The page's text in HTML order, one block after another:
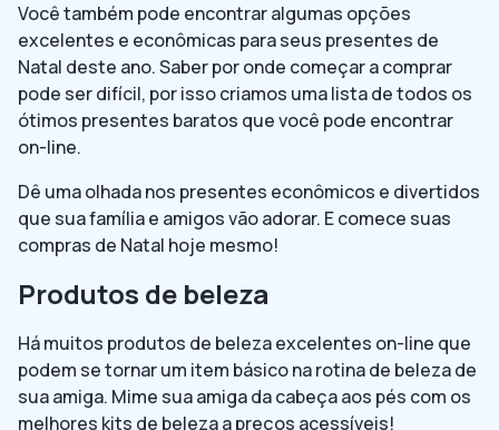
Você também pode encontrar algumas opções
excelentes e econômicas para seus presentes de
Natal deste ano. Saber por onde começar a comprar
pode ser difícil, por isso criamos uma lista de todos os
ótimos presentes baratos que você pode encontrar
on-line.
Dê uma olhada nos presentes econômicos e divertidos
que sua família e amigos vão adorar. E comece suas
compras de Natal hoje mesmo!
Produtos de beleza
Há muitos produtos de beleza excelentes on-line que
podem se tornar um item básico na rotina de beleza de
sua amiga. Mime sua amiga da cabeça aos pés com os
melhores kits de beleza a preços acessíveis!